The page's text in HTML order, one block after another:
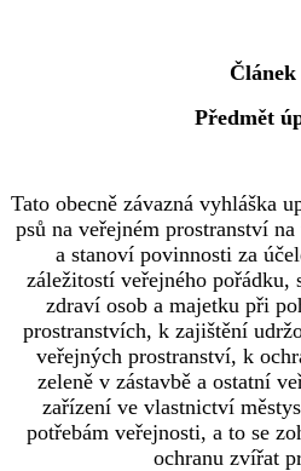
Článek
Předmět
Tato obecně závazná vyhláška
psů na veřejném prostranství
a stanoví povinnosti za
záležitostí veřejného pořádku,
zdraví osob a majetku při
prostranstvích, k zajištění
veřejných prostranství, k
zeleně v zástavbě a ostatní
zařízení ve vlastnictví
potřebám veřejnosti, a to se
ochranu zvířat